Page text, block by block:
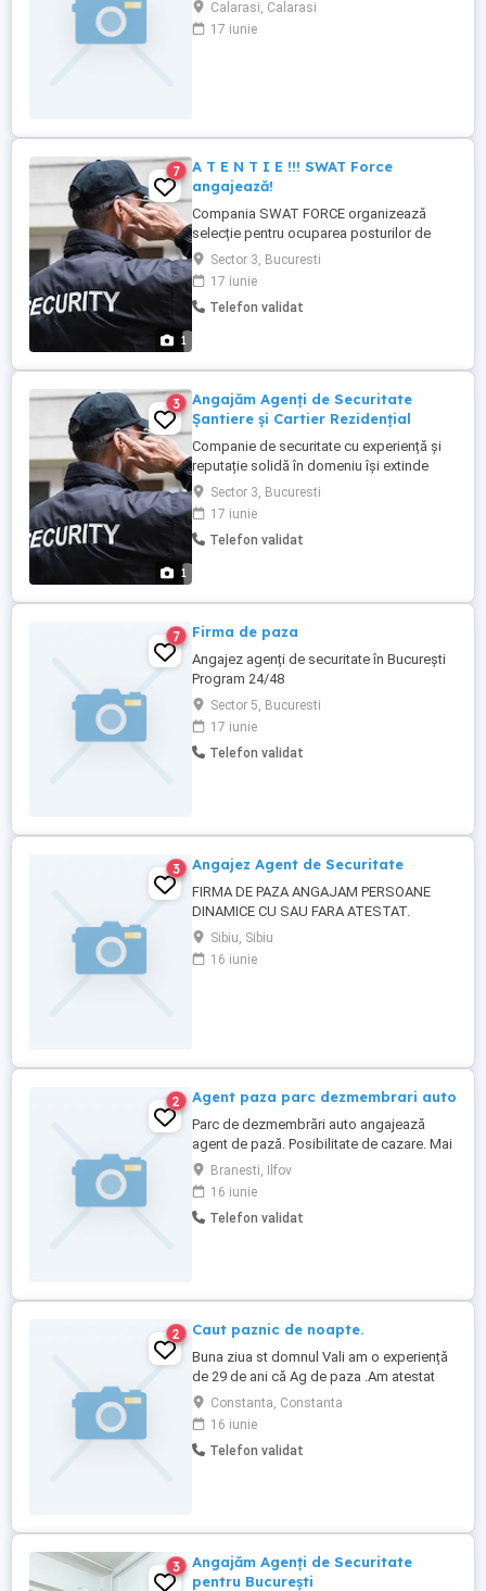
în mai multe obiective din București. Ce
oferim: 14 lei oră Tichete de masă
Calarasi, Calarasi
17 iunie
1
7
A T E N T I E !!! SWAT Force
angajează!
Compania SWAT FORCE organizează
selecție pentru ocuparea posturilor de
Agent de securitate și Șef de tură, în
București. Oferim: Program flexibil, în ture;
Pachet salarial motivant; Bonuri de masă;
Mediu de lucru stabil și profesionist.
Sector 3, Bucuresti
17 iunie
Telefon validat
1
3
Angajăm Agenți de Securitate
Șantiere și Cartier Rezidențial
Companie de securitate cu experiență și
reputație solidă în domeniu își extinde
echipa și recrutează agenți de securitate
pentru obiective de tip șantier și
ansambluri rezidențiale. Beneficiile oferite:
Pachet salarial atractiv, peste media pieței;
Sector 3, Bucuresti
17 iunie
Telefon validat
7 Firma de paza
Angajez agenți de securitate în București
Program 24/48
Sector 5, Bucuresti
17 iunie
Telefon validat
3 Angajez Agent de Securitate
FIRMA DE PAZA ANGAJAM PERSOANE
DINAMICE CU SAU FARA ATESTAT.
OFERIM SI ASTEPTAM SERIOZITATE DIN
PARTEA PERSOANELOR INTERESATE.
SALARIU MOTIVANT PLUS BONURI DE
Sibiu, Sibiu
16 iunie
2 Agent paza parc dezmembrari auto
Parc de dezmembrări auto angajează
agent de pază. Posibilitate de cazare. Mai
multe detalii la telefon
Branesti, Ilfov
16 iunie
Telefon validat
2 Caut paznic de noapte.
Buna ziua st domnul Vali am o experiență
de 29 de ani că Ag de paza .Am atestat
din 2005.Nu fumez nu beau nu am barba
și mustață și nu mă laud arat bine la
față.Am 64 de ani și mă simt foarte bine
pot sa mai lucrez încă 8ani .La anul ies la
Constanta, Constanta
16 iunie
Telefon validat
3
Angajăm Agenți de Securitate
pentru București